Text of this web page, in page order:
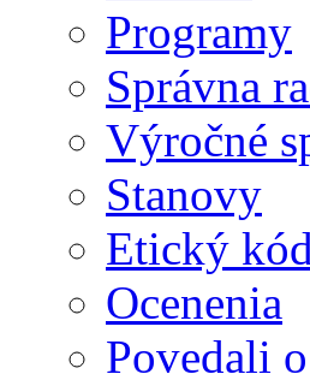
Programy
Správna
Výročné
Stanovy
Etický
Ocenenia
Povedali